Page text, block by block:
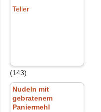
(143)
Nudeln mit
gebratenem
Paniermehl